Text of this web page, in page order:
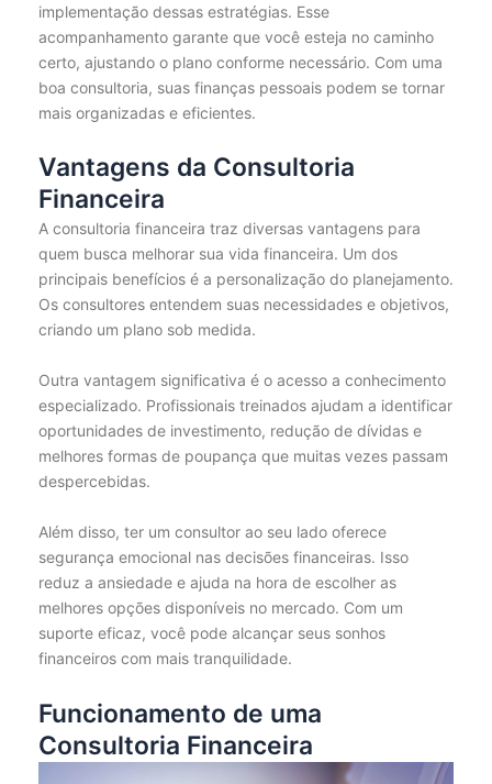
implementação dessas estratégias. Esse
acompanhamento garante que você esteja no caminho
certo, ajustando o plano conforme necessário. Com uma
boa consultoria, suas finanças pessoais podem se tornar
mais organizadas e eficientes.
Vantagens da Consultoria
Financeira
A consultoria financeira traz diversas vantagens para
quem busca melhorar sua vida financeira. Um dos
principais benefícios é a personalização do planejamento.
Os consultores entendem suas necessidades e objetivos,
criando um plano sob medida.
Outra vantagem significativa é o acesso a conhecimento
especializado. Profissionais treinados ajudam a identificar
oportunidades de investimento, redução de dívidas e
melhores formas de poupança que muitas vezes passam
despercebidas.
Além disso, ter um consultor ao seu lado oferece
segurança emocional nas decisões financeiras. Isso
reduz a ansiedade e ajuda na hora de escolher as
melhores opções disponíveis no mercado. Com um
suporte eficaz, você pode alcançar seus sonhos
financeiros com mais tranquilidade.
Funcionamento de uma
Consultoria Financeira